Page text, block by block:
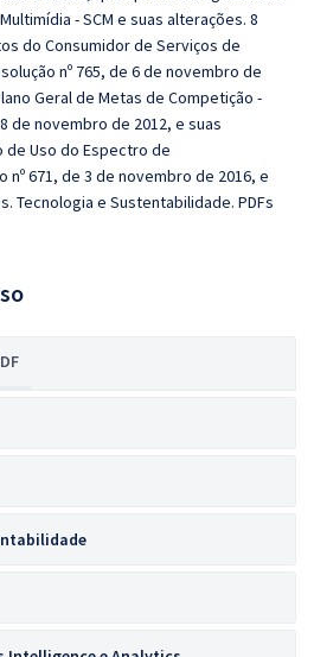
- SCM e suas alterações. 8
do Consumidor de Serviços de
nº 765, de 6 de novembro de
Geral de Metas de Competição -
de novembro de 2012, e suas
de Uso do Espectro de
nº 671, de 3 de novembro de 2016, e
Tecnologia e Sustentabilidade. PDFs